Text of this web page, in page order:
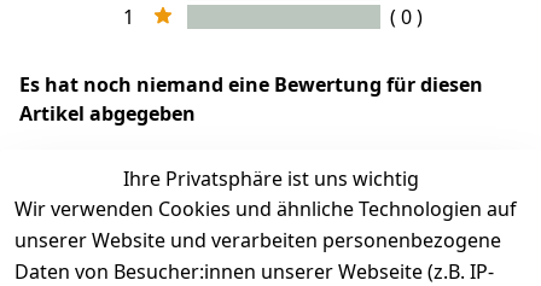
1
( 0 )
Es hat noch niemand eine Bewertung für diesen
Artikel abgegeben
EU-Verantwortliche Person - klicken Sie für Details
Ihre Privatsphäre ist uns wichtig
Wir verwenden Cookies und ähnliche Technologien auf
unserer Website und verarbeiten personenbezogene
Daten von Besucher:innen unserer Webseite (z.B. IP-